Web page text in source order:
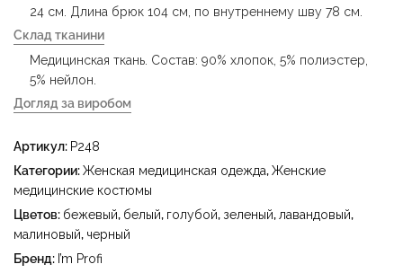
24 см. Длина брюк 104 см, по внутреннему шву 78 см.
Склад тканини
Медицинская ткань. Состав: 90% хлопок, 5% полиэстер,
5% нейлон.
Догляд за виробом
гладить при температуре утюга до 150 °C - не
отбеливать - сухая чистка с использованием
тетрахлорэтилена (перхлорэтилена) и углеводородов
(бензин, уайт-спирит) - сушить в барабане при
температуре до 40 °C
Артикул: P248
Категории:Женская медицинская одежда,Женские
медицинские костюмы
Цветов: бежевый, белый, голубой, зеленый, лавандовый,
малиновый, черный
Бренд: I’m Profi